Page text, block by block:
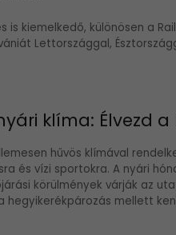
is kiemelkedő, különösen a
Lettországgal,
klíma: Élvezd a
hűvös klímával
és vízi sportokra. A nyári
körülmények várják az
hegyikerékpározás mellett